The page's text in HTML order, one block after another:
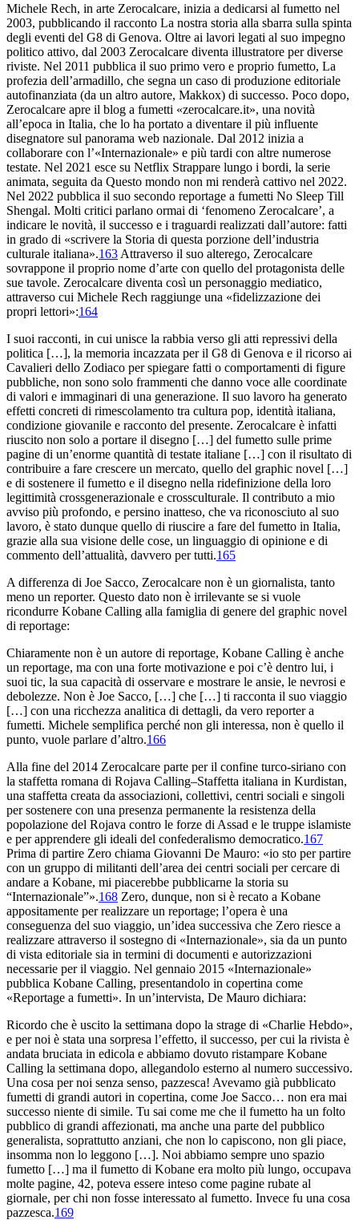
Michele Rech, in arte Zerocalcare, inizia a dedicarsi al fumetto nel
2003, pubblicando il racconto La nostra storia alla sbarra sulla spinta
degli eventi del G8 di Genova. Oltre ai lavori legati al suo impegno
politico attivo, dal 2003 Zerocalcare diventa illustratore per diverse
riviste. Nel 2011 pubblica il suo primo vero e proprio fumetto, La
profezia dell’armadillo, che segna un caso di produzione editoriale
autofinanziata (da un altro autore, Makkox) di successo. Poco dopo,
Zerocalcare apre il blog a fumetti «zerocalcare.it», una novità
all’epoca in Italia, che lo ha portato a diventare il più influente
disegnatore sul panorama web nazionale. Dal 2012 inizia a
collaborare con l’«Internazionale» e più tardi con altre numerose
testate. Nel 2021 esce su Netflix Strappare lungo i bordi, la serie
animata, seguita da Questo mondo non mi renderà cattivo nel 2022.
Nel 2022 pubblica il suo secondo reportage a fumetti No Sleep Till
Shengal. Molti critici parlano ormai di ‘fenomeno Zerocalcare’, a
indicare le novità, il successo e i traguardi realizzati dall’autore: fatti
in grado di «scrivere la Storia di questa porzione dell’industria
culturale italiana».163 Attraverso il suo alterego, Zerocalcare
sovrappone il proprio nome d’arte con quello del protagonista delle
sue tavole. Zerocalcare diventa così un personaggio mediatico,
attraverso cui Michele Rech raggiunge una «fidelizzazione dei
propri lettori»:164
I suoi racconti, in cui unisce la rabbia verso gli atti repressivi della
politica […], la memoria incazzata per il G8 di Genova e il ricorso ai
Cavalieri dello Zodiaco per spiegare fatti o comportamenti di figure
pubbliche, non sono solo frammenti che danno voce alle coordinate
di valori e immaginari di una generazione. Il suo lavoro ha generato
effetti concreti di rimescolamento tra cultura pop, identità italiana,
condizione giovanile e racconto del presente. Zerocalcare è infatti
riuscito non solo a portare il disegno […] del fumetto sulle prime
pagine di un’enorme quantità di testate italiane […] con il risultato di
contribuire a fare crescere un mercato, quello del graphic novel […]
e di sostenere il fumetto e il disegno nella ridefinizione della loro
legittimità crossgenerazionale e crossculturale. Il contributo a mio
avviso più profondo, e persino inatteso, che va riconosciuto al suo
lavoro, è stato dunque quello di riuscire a fare del fumetto in Italia,
grazie alla sua visione delle cose, un linguaggio di opinione e di
commento dell’attualità, davvero per tutti.165
A differenza di Joe Sacco, Zerocalcare non è un giornalista, tanto
meno un reporter. Questo dato non è irrilevante se si vuole
ricondurre Kobane Calling alla famiglia di genere del graphic novel
di reportage:
Chiaramente non è un autore di reportage, Kobane Calling è anche
un reportage, ma con una forte motivazione e poi c’è dentro lui, i
suoi tic, la sua capacità di osservare e mostrare le ansie, le nevrosi e
debolezze. Non è Joe Sacco, […] che […] ti racconta il suo viaggio
[…] con una ricchezza analitica di dettagli, da vero reporter a
fumetti. Michele semplifica perché non gli interessa, non è quello il
punto, vuole parlare d’altro.166
Alla fine del 2014 Zerocalcare parte per il confine turco-siriano con
la staffetta romana di Rojava Calling–Staffetta italiana in Kurdistan,
una staffetta creata da associazioni, collettivi, centri sociali e singoli
per sostenere con una presenza permanente la resistenza della
popolazione del Rojava contro le forze di Assad e le truppe islamiste
e per apprendere gli ideali del confederalismo democratico.167
Prima di partire Zero chiama Giovanni De Mauro: «io sto per partire
con un gruppo di militanti dell’area dei centri sociali per cercare di
andare a Kobane, mi piacerebbe pubblicarne la storia su
“Internazionale”».168 Zero, dunque, non si è recato a Kobane
appositamente per realizzare un reportage; l’opera è una
conseguenza del suo viaggio, un’idea successiva che Zero riesce a
realizzare attraverso il sostegno di «Internazionale», sia da un punto
di vista editoriale sia in termini di documenti e autorizzazioni
necessarie per il viaggio. Nel gennaio 2015 «Internazionale»
pubblica Kobane Calling, presentandolo in copertina come
«Reportage a fumetti». In un’intervista, De Mauro dichiara:
Ricordo che è uscito la settimana dopo la strage di «Charlie Hebdo»,
e per noi è stata una sorpresa l’effetto, il successo, per cui la rivista è
andata bruciata in edicola e abbiamo dovuto ristampare Kobane
Calling la settimana dopo, allegandolo esterno al numero successivo.
Una cosa per noi senza senso, pazzesca! Avevamo già pubblicato
fumetti di grandi autori in copertina, come Joe Sacco… non era mai
successo niente di simile. Tu sai come me che il fumetto ha un folto
pubblico di grandi affezionati, ma anche una parte del pubblico
generalista, soprattutto anziani, che non lo capiscono, non gli piace,
insomma non lo leggono […]. Noi abbiamo sempre uno spazio
fumetto […] ma il fumetto di Kobane era molto più lungo, occupava
molte pagine, 42, poteva essere inteso come pagine rubate al
giornale, per chi non fosse interessato al fumetto. Invece fu una cosa
pazzesca.169